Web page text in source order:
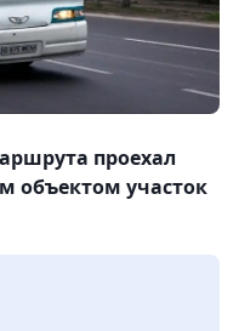
проехал
объектом участок